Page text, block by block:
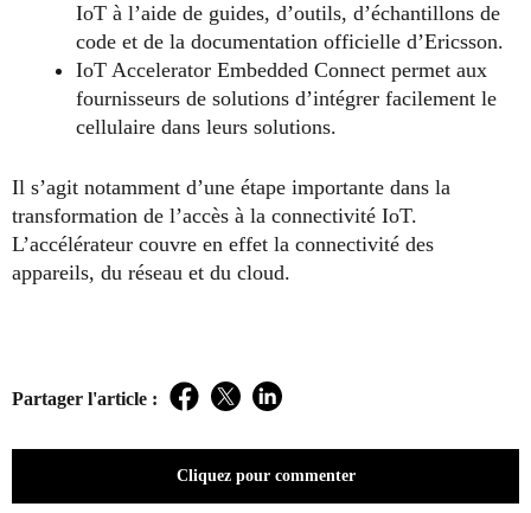
IoT à l’aide de guides, d’outils, d’échantillons de
code et de la documentation officielle d’Ericsson.
IoT Accelerator Embedded Connect permet aux
fournisseurs de solutions d’intégrer facilement le
cellulaire dans leurs solutions.
Il s’agit notamment d’une étape importante dans la
transformation de l’accès à la connectivité IoT.
L’accélérateur couvre en effet la connectivité des
appareils, du réseau et du cloud.
Partager l'article : Facebook
TwitterLinkedIn
Cliquez pour commenter